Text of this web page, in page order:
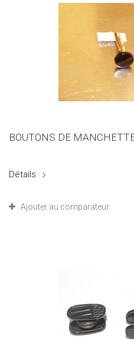
BOUTONS DE
Détails
Ajouter au comparateur